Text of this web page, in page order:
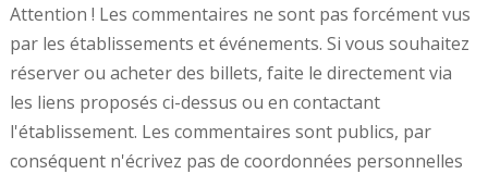
Attention ! Les commentaires ne sont pas forcément vus
par les établissements et événements. Si vous souhaitez
réserver ou acheter des billets, faite le directement via
les liens proposés ci-dessus ou en contactant
l'établissement. Les commentaires sont publics, par
conséquent n'écrivez pas de coordonnées personnelles